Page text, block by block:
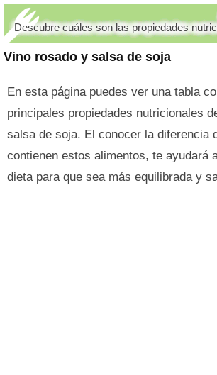
Vino rosado y salsa de soja
Descubre cuáles son las propiedades
En esta página puedes ver una tabla
principales propiedades nutricionales
salsa de soja. El conocer la diferencia
contienen estos alimentos, te ayudará
dieta para que sea más equilibrada y